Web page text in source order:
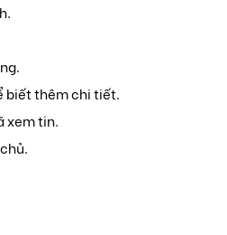
biết thêm chi tiết.
xem tin.